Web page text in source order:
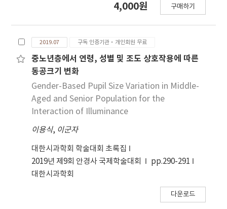
인 18~58 세의 성인 75명(75안)을 대상으로 하였다.
영역에서 현성굴절검사와 각막 및 안구의 수차 검사
를 실시하였다. Paired t-test를 이용하여 동공 크기
에 따른 측정값 평균의 차이를 비교하였다.
Spearman correlation test를 이용하여 동공 크
기에 따른 평균 구면렌즈 대응치의 차이와 고위수차
의 상관성을 알아보았고, Multiple regression
즈 대응치의 차이에 영향을 미치는 인자를 평가하였
다. 결과 : 평균 구면렌즈 대응치는 5 mm와 3 mm에
서 각각 -4.08±2.90 D와 -3.84±2.95 D로 유의한 차
이를 보였다(p<0.001). 동공 크기에 따른 평균 구면
렌즈 대응치의 차이(5 mm에서 평균 구면렌즈 대응
치 -3 mm에서 평균 구면렌즈 대응치)와 안구의 고위
수차는 통계적으로 유의한 음의 상관관계를 보였다
4,000원 구매하기
2019.07 구독 인증기관·개인회원 무료
중노년층에서 연령, 성별 및 조도 상호작용에 따른
동공크기 변화
Gender-Based Pupil Size Variation in Middle-
Aged and Senior Population for the
Interaction of Illuminance
이용식, 이군자
대한시과학회 학술대회 초록집
2019년 제9회 안경사 국제학술대회
pp.290-291
대한시과학회
다운로드